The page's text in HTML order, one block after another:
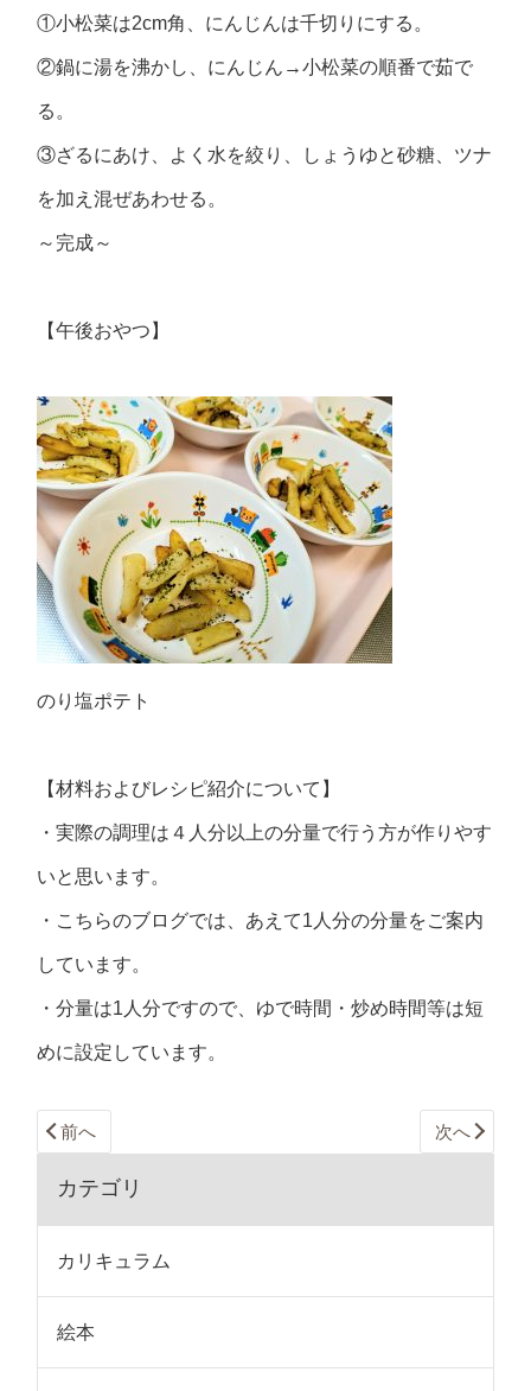
①小松菜は2cm角、にんじんは千切りにする。
②鍋に湯を沸かし、にんじん→小松菜の順番で茹で
る。
③ざるにあけ、よく水を絞り、しょうゆと砂糖、ツナ
を加え混ぜあわせる。
～完成～
【午後おやつ】
のり塩ポテト
【材料およびレシピ紹介について】
・実際の調理は４人分以上の分量で行う方が作りやす
いと思います。
・こちらのブログでは、あえて1人分の分量をご案内
しています。
・分量は1人分ですので、ゆで時間・炒め時間等は短
めに設定しています。
前へ 次へ
カテゴリ
カリキュラム
絵本